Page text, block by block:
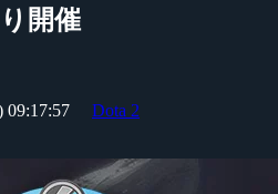
開催
09:17:57 Dota 2